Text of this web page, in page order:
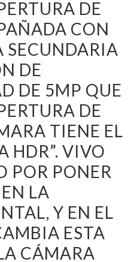
DE
CON
SECUNDARIA
DE
DE 5MP QUE
DE
TIENE EL
HDR”. VIVO
POR PONER
LA
Y EN EL
ESTA
CÁMARA